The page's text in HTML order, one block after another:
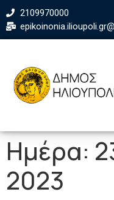
2109970000
Ημέρα:
2023